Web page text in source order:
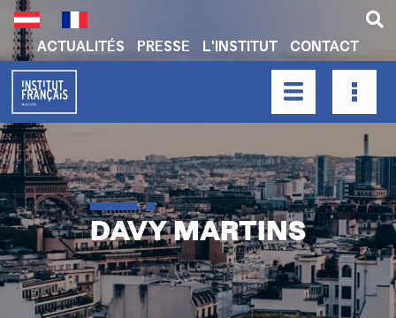
Aller
au
contenu
principal
H
A
D
E
R
N
A
V
I
ACTUALITÉS PRESSE L'INSTITUT CONTACT
DAVY MARTINS